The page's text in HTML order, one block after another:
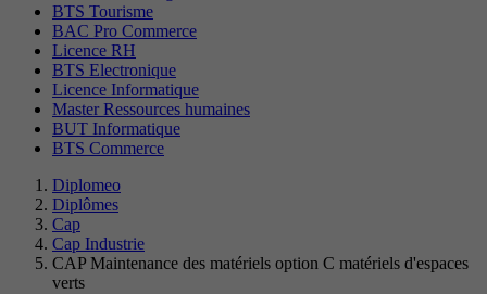
BTS Tourisme
BAC Pro Commerce
Licence RH
BTS Electronique
Licence Informatique
Master Ressources humaines
BUT Informatique
BTS Commerce
Diplomeo
Diplômes
Cap
Cap Industrie
CAP Maintenance des matériels option C matériels d'espaces
verts